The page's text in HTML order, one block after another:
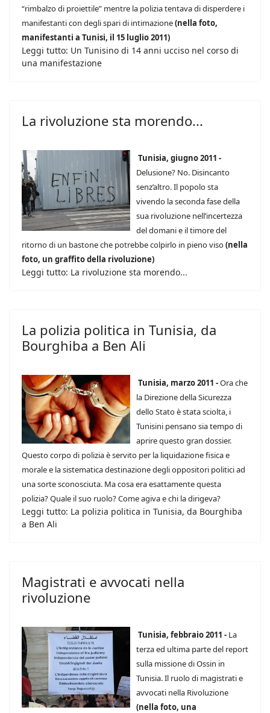
“rimbalzo di proiettile” mentre la polizia tentava di disperdere i
manifestanti con degli spari di intimazione(nella foto,
manifestanti a Tunisi, il 15 luglio 2011)
Leggi tutto: Un Tunisino di 14 anni ucciso nel corso di
una manifestazione
La rivoluzione sta morendo...
Tunisia, giugno 2011 -
Delusione? No. Disincanto
senz’altro. Il popolo sta
vivendo la seconda fase della
sua rivoluzione nell’incertezza
del domani e il timore del
ritorno di un bastone che potrebbe colpirlo in pieno viso(nella
foto, un graffito della rivoluzione)
Leggi tutto: La rivoluzione sta morendo...
La polizia politica in Tunisia, da
Bourghiba a Ben Ali
Tunisia, marzo 2011 -Ora che
la Direzione della Sicurezza
dello Stato è stata sciolta, i
Tunisini pensano sia tempo di
aprire questo gran dossier.
Questo corpo di polizia è servito per la liquidazione fisica e
morale e la sistematica destinazione degli oppositori politici ad
una sorte sconosciuta. Ma cosa era esattamente questa
polizia? Quale il suo ruolo? Come agiva e chi la dirigeva?
Leggi tutto: La polizia politica in Tunisia, da Bourghiba
a Ben Ali
Magistrati e avvocati nella
rivoluzione
Tunisia, febbraio 2011 - La
terza ed ultima parte del report
sulla missione di Ossin in
Tunisia. Il ruolo di magistrati e
avvocati nella Rivoluzione
(nella foto, una